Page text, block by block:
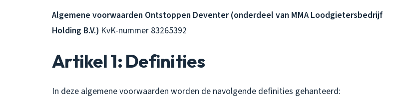
Algemene voorwaarden Ontstoppen Deventer (onderdeel van MMA Loodgietersbedrijf
Holding B.V.) KvK-nummer 83265392
Artikel 1: Definities
In deze algemene voorwaarden worden de navolgende definities gehanteerd: